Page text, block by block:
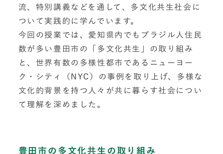
流、特別講義などを通して、多文化共生社会に
ついて実践的に学んでいます。
今回の授業では、愛知県内でもブラジル人住民
数が多い豊田市の「多文化共生」の取り組み
と、世界有数の多様性都市であるニューヨー
ク・シティ（NYC）の事例を取り上げ、多様な
文化的背景を持つ人々が共に暮らす社会につい
て理解を深めました。
豊田市の多文化共生の取り組み